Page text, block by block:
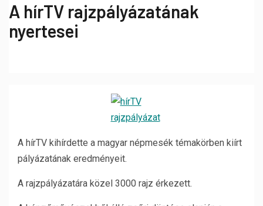
A hírTV rajzpályázatának
nyertesei
A hírTV kihírdette a magyar népmesék témakörben kiírt
pályázatának eredményeit.
A rajzpályázatára közel 3000 rajz érkezett.